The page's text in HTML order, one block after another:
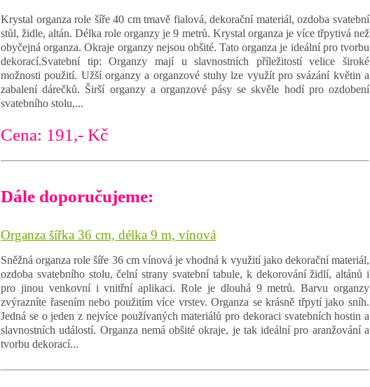
Krystal organza role šíře 40 cm tmavě fialová, dekorační materiál, ozdoba svatební
stůl, židle, altán. Délka role organzy je 9 metrů. Krystal organza je více třpytivá než
obyčejná organza. Okraje organzy nejsou obšité. Tato organza je ideální pro tvorbu
dekorací.Svatební tip: Organzy mají u slavnostních příležitostí velice široké
možnosti použití. Užší organzy a organzové stuhy lze využít pro svázání květin a
zabalení dárečků. Širší organzy a organzové pásy se skvěle hodí pro ozdobení
svatebního stolu,...
Cena: 191,- Kč
Dále doporučujeme:
Organza šířka 36 cm, délka 9 m, vínová
Sněžná organza role šíře 36 cm vínová je vhodná k využití jako dekorační materiál,
ozdoba svatebního stolu, čelní strany svatební tabule, k dekorování židlí, altánů i
pro jinou venkovní i vnitřní aplikaci. Role je dlouhá 9 metrů. Barvu organzy
zvýrazníte řasením nebo použitím více vrstev. Organza se krásně třpytí jako sníh.
Jedná se o jeden z nejvíce používaných materiálů pro dekoraci svatebních hostin a
slavnostních událostí. Organza nemá obšité okraje, je tak ideální pro aranžování a
tvorbu dekorací...